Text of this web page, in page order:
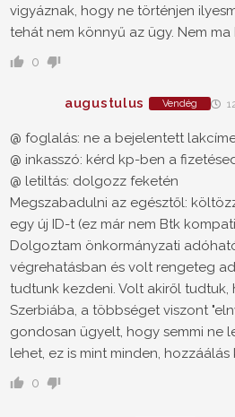
vigyáznak, hogy ne történjen
tehát nem könnyű az ügy. Nem
0
augustulus Vendég
@ foglalás: ne a bejelentett
@ inkasszó: kérd kp-ben a
@ letiltás: dolgozz feketén
Megszabadulni az egésztől:
egy új ID-t (ez már nem Btk
Dolgoztam önkormányzati
végrehatásban és volt rengeteg
tudtunk kezdeni. Volt akiről
Szerbiába, a többséget viszont
gondosan ügyelt, hogy semmi ne
lehet, ez is mint minden, hozzáálás
0